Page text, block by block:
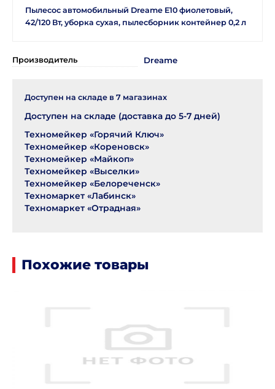
Пылесос автомобильный Dreame E10 фиолетовый,
42/120 Вт, уборка сухая, пылесборник контейнер 0,2 л
Производитель Dreame
Доступен на складе в 7 магазинах
Доступен на складе (доставка до 5-7 дней)
Техномейкер «Горячий Ключ»
Техномейкер «Кореновск»
Техномейкер «Майкоп»
Техномейкер «Выселки»
Техномейкер «Белореченск»
Техномаркет «Лабинск»
Техномаркет «Отрадная»
Похожие товары